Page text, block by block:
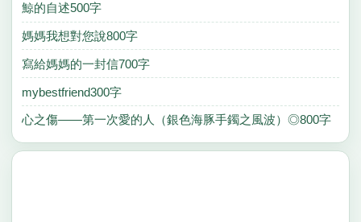
鯨的自述500字
媽媽我想對您說800字
寫給媽媽的一封信700字
mybestfriend300字
心之傷——第一次愛的人（銀色海豚手鐲之風波）◎800字